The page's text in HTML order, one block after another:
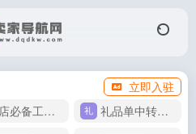
立即入驻
开店必备工具箱
礼品单中转同步单